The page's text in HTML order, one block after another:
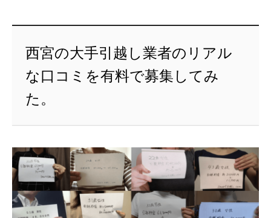
西宮の大手引越し業者のリアル
な口コミを有料で募集してみ
た。